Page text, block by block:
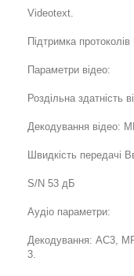
Videotext.
Підтримка
Параметри відео:
Роздільна здатність
Декодування відео:
Швидкість передачі
S/N 53 дБ
Аудіо параметри:
Декодування: AC3,
3.